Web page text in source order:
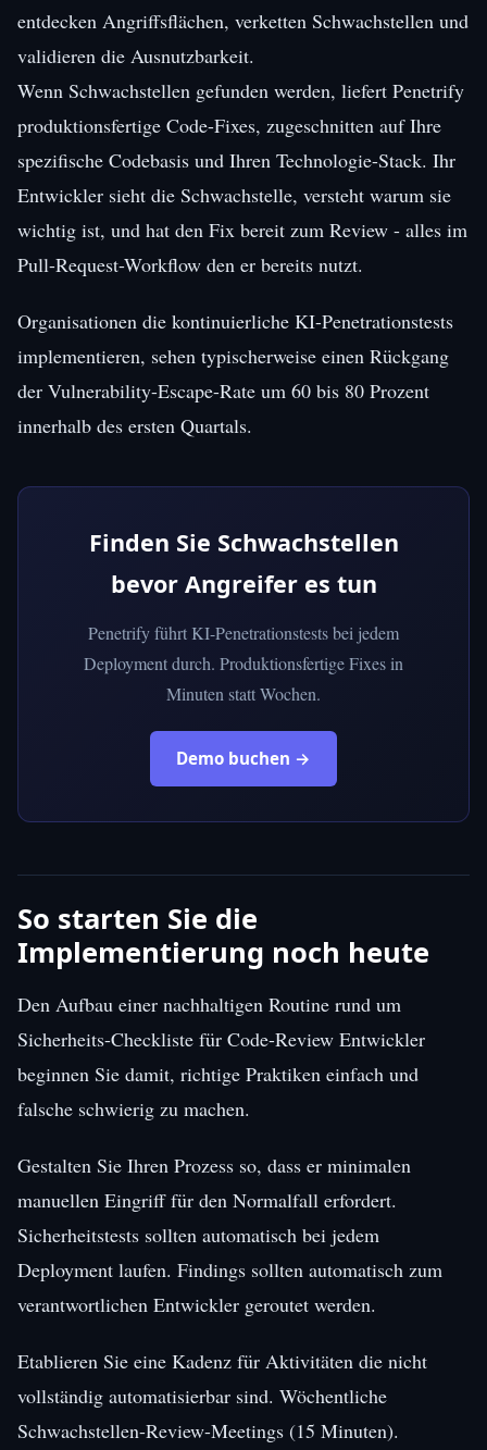
entdecken Angriffsflächen, verketten Schwachstellen und
validieren die Ausnutzbarkeit.
Wenn Schwachstellen gefunden werden, liefert Penetrify
produktionsfertige Code-Fixes, zugeschnitten auf Ihre
spezifische Codebasis und Ihren Technologie-Stack. Ihr
Entwickler sieht die Schwachstelle, versteht warum sie
wichtig ist, und hat den Fix bereit zum Review - alles im
Pull-Request-Workflow den er bereits nutzt.
Organisationen die kontinuierliche KI-Penetrationstests
implementieren, sehen typischerweise einen Rückgang
der Vulnerability-Escape-Rate um 60 bis 80 Prozent
innerhalb des ersten Quartals.
Finden Sie Schwachstellen
bevor Angreifer es tun
Penetrify führt KI-Penetrationstests bei jedem
Deployment durch. Produktionsfertige Fixes in
Minuten statt Wochen.
Demo buchen →
So starten Sie die
Implementierung noch heute
Den Aufbau einer nachhaltigen Routine rund um
Sicherheits-Checkliste für Code-Review Entwickler
beginnen Sie damit, richtige Praktiken einfach und
falsche schwierig zu machen.
Gestalten Sie Ihren Prozess so, dass er minimalen
manuellen Eingriff für den Normalfall erfordert.
Sicherheitstests sollten automatisch bei jedem
Deployment laufen. Findings sollten automatisch zum
verantwortlichen Entwickler geroutet werden.
Etablieren Sie eine Kadenz für Aktivitäten die nicht
vollständig automatisierbar sind. Wöchentliche
Schwachstellen-Review-Meetings (15 Minuten).